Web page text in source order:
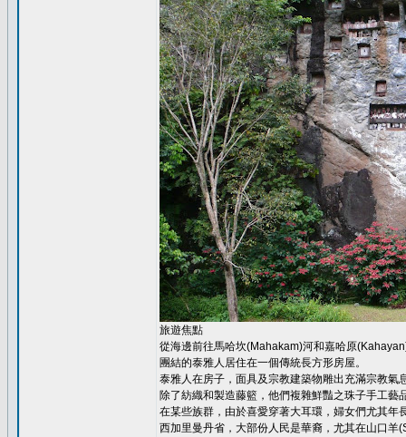
旅遊焦點
從海邊前往馬哈坎(Mahakam)河和嘉哈原
團結的泰雅人居住在一個傳統長方形房屋。
泰雅人在房子，面具及宗教建築物雕出充滿宗教氣
除了紡織和製造藤籃，他們複雜鮮豔之珠子手工藝
在某些族群，由於喜愛穿著大耳環，婦女們尤其年
西加里曼丹省，大部份人民是華裔，尤其在山口